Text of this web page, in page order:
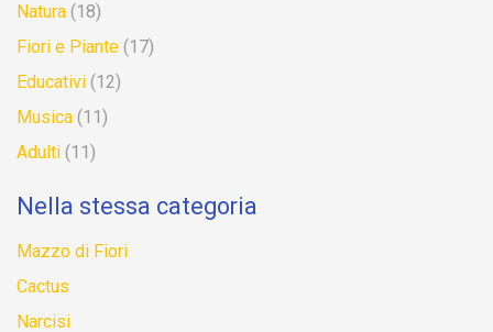
Natura (18)
Fiori e Piante (17)
Educativi (12)
Musica (11)
Adulti (11)
Nella stessa categoria
Mazzo di Fiori
Cactus
Narcisi